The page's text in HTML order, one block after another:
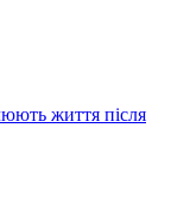
життя після